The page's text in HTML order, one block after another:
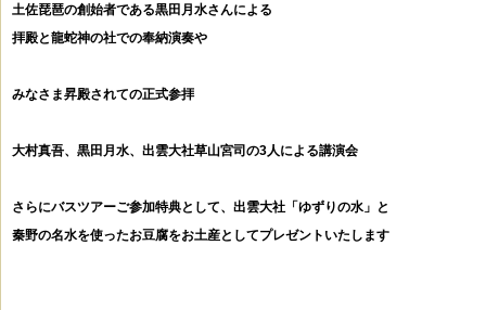
土佐琵琶の創始者である黒田月水さんによる
拝殿と龍蛇神の社での奉納演奏や
みなさま昇殿されての正式参拝
大村真吾、黒田月水、出雲大社草山宮司の3人による講演会
さらにバスツアーご参加特典として、出雲大社「ゆずりの水」と
秦野の名水を使ったお豆腐をお土産としてプレゼントいたします